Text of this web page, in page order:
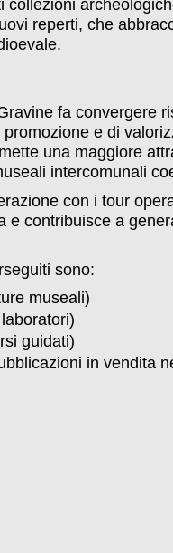
collezioni
reperti, che
fa convergere
e di
una maggiore
intercomunali
con i tour
e contribuisce a
sono:
museali)
guidati)
in vendita